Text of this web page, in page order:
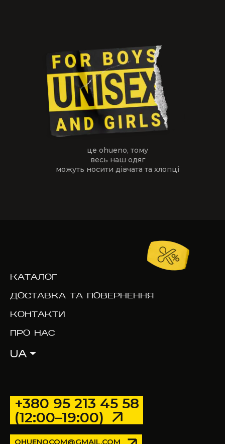
це ohueno, тому
весь наш одяг
можуть носити дівчата та хлопці
КАТАЛОГ
ДОСТАВКА ТА ПОВЕРНЕННЯ
КОНТАКТИ
ПРО НАС
UA
+380 95 213 45 58
(12:00–19:00)
OHUENOCOM@GMAIL.COM